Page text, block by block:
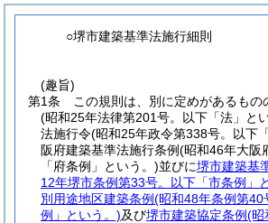
○堺市建築基準法施行細則
(趣旨)
第1条
この規則は、別に定めがあるも
(昭和25年法律第201号。以下「法」と
法施行令(昭和25年政令第338号。以下
阪府建築基準法施行条例(昭和46年大阪
「府条例」という。)並びに堺市建築基
12年堺市条例第33号。以下「市条例」
別用途地区建築条例(昭和48年条例第40
例」という。)及び堺市建築協定条例(昭